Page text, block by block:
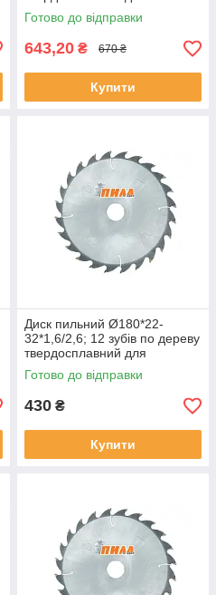
поздовжнього розпилу
Готово до відправки
643,20 ₴ 670 ₴
Купити
Диск пильний Ø180*22-
32*1,6/2,6; 12 зубів по дереву
твердосплавний для
поздовжнього розпилу
Готово до відправки
430 ₴
Купити